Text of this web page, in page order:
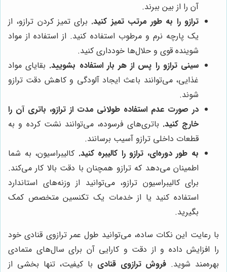
آن را از بین ببرند.
ترازو را به طور مرتب تمیز کنید. برای تمیز کردن ترازو، از
یک پارچه نرم و مرطوب استفاده کنید. از استفاده از مواد
شوینده قوی و حلال‌ها خودداری کنید.
سینی ترازو را پس از هر بار استفاده بشویید. بقایای مواد
غذایی، می‌توانند باعث ایجاد آلودگی و کاهش دقت ترازو
شوند.
در صورت عدم استفاده طولانی مدت از ترازو، باتری آن را
خارج کنید. باتری‌های فرسوده، می‌توانند نشت کرده و به
قطعات داخلی ترازو آسیب برسانند.
به طور دوره‌ای، ترازو را کالیبره کنید. کالیبراسیون، به شما
اطمینان می‌دهد که ترازو همچنان با دقت بالا کار می‌کند.
برای کالیبراسیون ترازو، می‌توانید از وزنه‌های استاندارد
استفاده کنید یا از خدمات یک تکنسین متخصص کمک
بگیرید.
با رعایت این نکات ساده، می‌توانید طول عمر ترازوی قنادی خود
را افزایش داده و از دقت و کارایی آن برای سال‌های متمادی
بهره‌مند شوید. فروش ترازوی قنادی با کیفیت، تنها بخشی از